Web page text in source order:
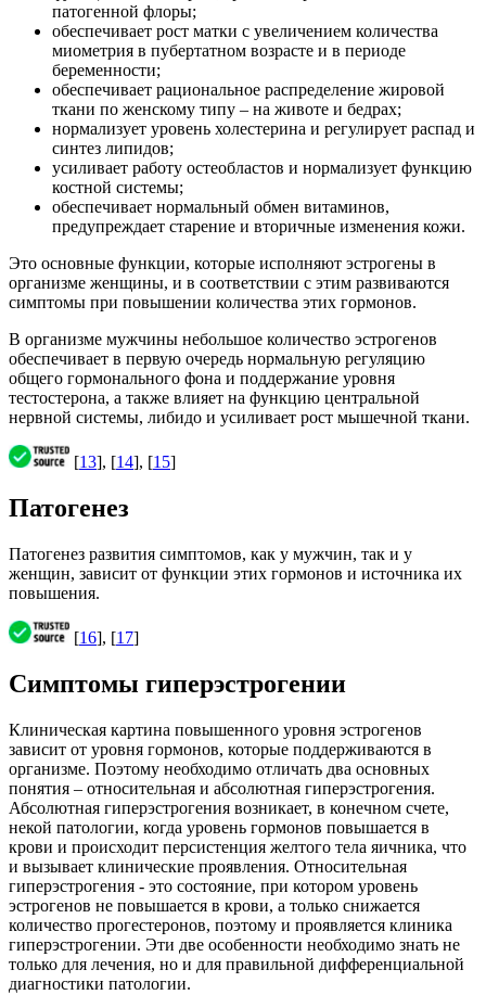
патогенной флоры;
обеспечивает рост матки с увеличением количества
миометрия в пубертатном возрасте и в периоде
беременности;
обеспечивает рациональное распределение жировой
ткани по женскому типу – на животе и бедрах;
нормализует уровень холестерина и регулирует распад и
синтез липидов;
усиливает работу остеобластов и нормализует функцию
костной системы;
обеспечивает нормальный обмен витаминов,
предупреждает старение и вторичные изменения кожи.
Это основные функции, которые исполняют эстрогены в
организме женщины, и в соответствии с этим развиваются
симптомы при повышении количества этих гормонов.
В организме мужчины небольшое количество эстрогенов
обеспечивает в первую очередь нормальную регуляцию
общего гормонального фона и поддержание уровня
тестостерона, а также влияет на функцию центральной
нервной системы, либидо и усиливает рост мышечной ткани.
[13], [14], [15]
Патогенез
Патогенез развития симптомов, как у мужчин, так и у
женщин, зависит от функции этих гормонов и источника их
повышения.
[16], [17]
Симптомы гиперэстрогении
Клиническая картина повышенного уровня эстрогенов
зависит от уровня гормонов, которые поддерживаются в
организме. Поэтому необходимо отличать два основных
понятия – относительная и абсолютная гиперэстрогения.
Абсолютная гиперэстрогения возникает, в конечном счете,
некой патологии, когда уровень гормонов повышается в
крови и происходит персистенция желтого тела яичника, что
и вызывает клинические проявления. Относительная
гиперэстрогения - это состояние, при котором уровень
эстрогенов не повышается в крови, а только снижается
количество прогестеронов, поэтому и проявляется клиника
гиперэстрогении. Эти две особенности необходимо знать не
только для лечения, но и для правильной дифференциальной
диагностики патологии.